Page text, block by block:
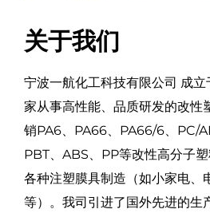
关于我们
宁波一航化工科技有限公司 成
家从事高性能、品质研发的改性
销PA6、PA66、PA66/6、PC/
PBT、ABS、PP等改性高分子塑
各种注塑膜具制造（如小家电、
等）。我司引进了国外先进的生